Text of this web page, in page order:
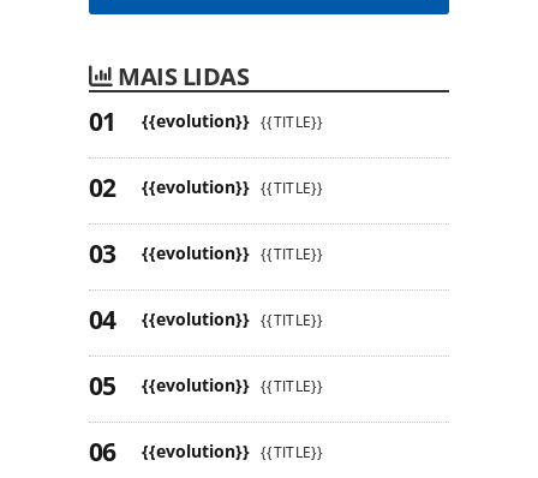
MAIS LIDAS
{{evolution}} {{TITLE}}
{{evolution}} {{TITLE}}
{{evolution}} {{TITLE}}
{{evolution}} {{TITLE}}
{{evolution}} {{TITLE}}
{{evolution}} {{TITLE}}